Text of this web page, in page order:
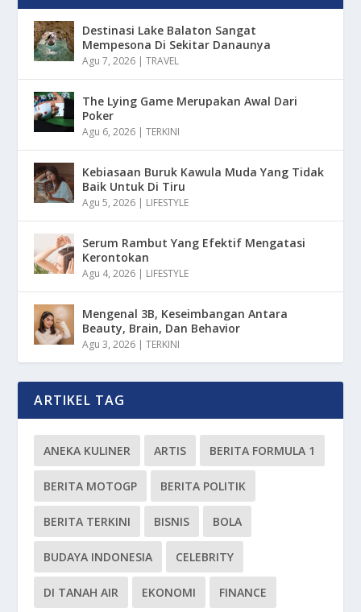
Destinasi Lake Balaton Sangat
Mempesona Di Sekitar Danaunya
Agu 7, 2026 |TRAVEL
The Lying Game Merupakan Awal Dari
Poker
Agu 6, 2026 |TERKINI
Kebiasaan Buruk Kawula Muda Yang Tidak
Baik Untuk Di Tiru
Agu 5, 2026 | LIFESTYLE
Serum Rambut Yang Efektif Mengatasi
Kerontokan
Agu 4, 2026 | LIFESTYLE
Mengenal 3B, Keseimbangan Antara
Beauty, Brain, Dan Behavior
Agu 3, 2026 |TERKINI
ARTIKEL TAG
ANEKA KULINER ARTIS BERITA FORMULA 1
BERITA MOTOGP BERITA POLITIK
BERITA TERKINI BISNIS BOLA
BUDAYA INDONESIA CELEBRITY
DI TANAH AIR EKONOMI FINANCE